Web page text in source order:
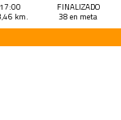
17:00
km.
FINALIZADO
38 en meta